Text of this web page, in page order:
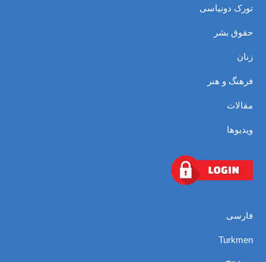
تورک دونیاسی
حقوق بشر
زنان
فرهنگ و هنر
مقالات
ویدیوها
فارسی
Turkmen